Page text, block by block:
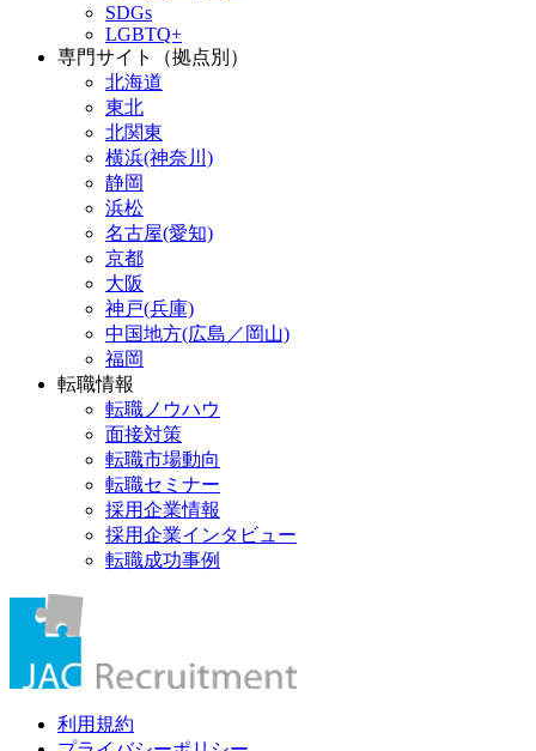
SDGs
LGBTQ+
専門サイト（拠点別）
北海道
東北
北関東
横浜(神奈川)
静岡
浜松
名古屋(愛知)
京都
大阪
神戸(兵庫)
中国地方(広島／岡山)
福岡
転職情報
転職ノウハウ
面接対策
転職市場動向
転職セミナー
採用企業情報
採用企業インタビュー
転職成功事例
利用規約